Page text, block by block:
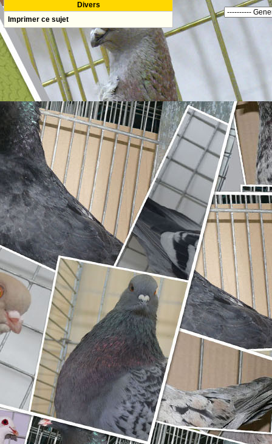
Divers
Imprimer ce sujet